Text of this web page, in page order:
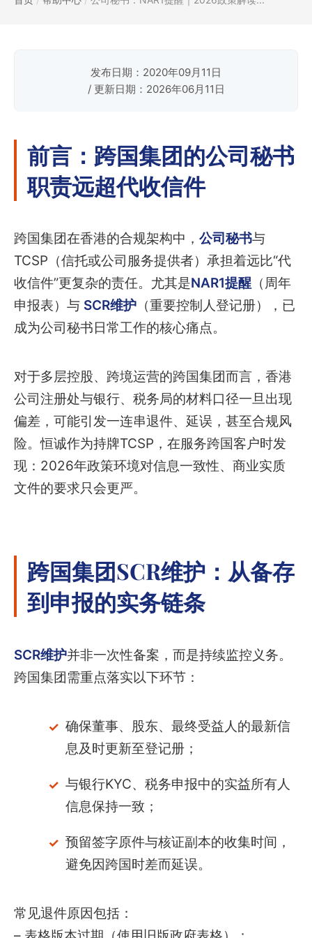
发布日期：2020年09月11日
/ 更新日期：2026年06月11日
前言：跨国集团的公司秘书
职责远超代收信件
跨国集团在香港的合规架构中， 公司秘书与
TCSP（信托或公司服务提供者）承担着远比“代
收信件”更复杂的责任。尤其是NAR1提醒 （周年
申报表）与 SCR维护 （重要控制人登记册），已
成为公司秘书日常工作的核心痛点。
对于多层控股、跨境运营的跨国集团而言，香港
公司注册处与银行、税务局的材料口径一旦出现
偏差，可能引发一连串退件、延误，甚至合规风
险。恒诚作为持牌TCSP，在服务跨国客户时发
现：2026年政策环境对信息一致性、商业实质
文件的要求只会更严。
跨国集团SCR维护：从备存
到申报的实务链条
SCR维护并非一次性备案，而是持续监控义务。
跨国集团需重点落实以下环节：
确保董事、股东、最终受益人的最新信
息及时更新至登记册；
与银行KYC、税务申报中的实益所有人
信息保持一致；
预留签字原件与核证副本的收集时间，
避免因跨国时差而延误。
常见退件原因包括：